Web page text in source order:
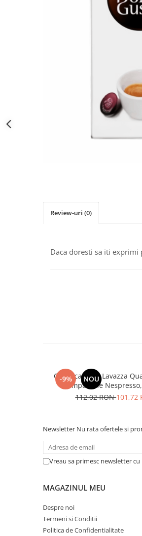
Review-uri (0)
Daca doresti sa iti exprimi
-9% NOU
Cafea capsule Lavazza
compatibile
112,02 RON101,72
Newsletter Nu rata ofertele si
Vreau sa primesc newsletter
MAGAZINUL MEU
Despre noi
Termeni si Conditii
Politica de Confidentialitate